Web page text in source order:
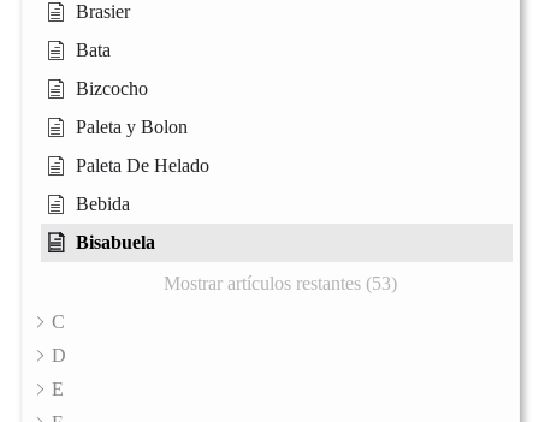
Brasier
Bata
Bizcocho
Paleta y Bolon
Paleta De Helado
Bebida
Bisabuela
Mostrar artículos restantes (53)
C
D
E